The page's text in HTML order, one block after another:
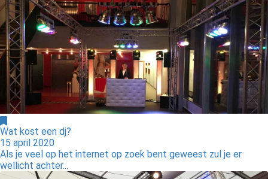
Wat kost een dj?
15 april 2020
Als je veel op het internet op zoek bent geweest zul je er
wellicht achter...